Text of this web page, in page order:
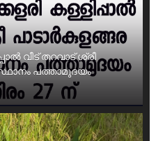
വീട് തറവാട് ശ്രീ
പത്താമുദയം